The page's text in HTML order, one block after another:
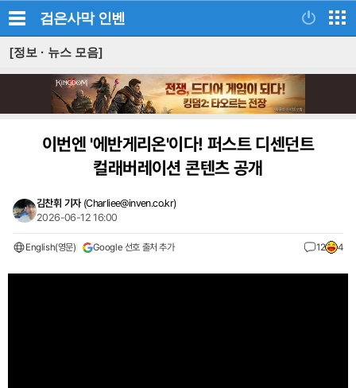
검은사막 인벤
[정보 · 뉴스 모음]
이번엔 '에반게리온'이다! 퍼스트 디센던트
컬래버레이션 콘텐츠 공개
김찬휘 기자 (Charliee@inven.co.kr)
2026-06-12 16:00
English(영문) Google 선호 출처 추가 12 4